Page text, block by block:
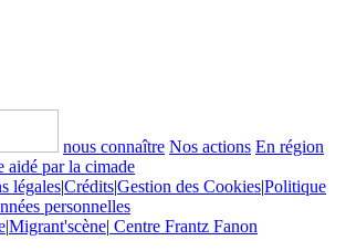
nous connaître Nos actions En région
aidé par la cimade
légales|Crédits|Gestion des Cookies|Politique
personnelles
|Migrant'scène| Centre Frantz Fanon